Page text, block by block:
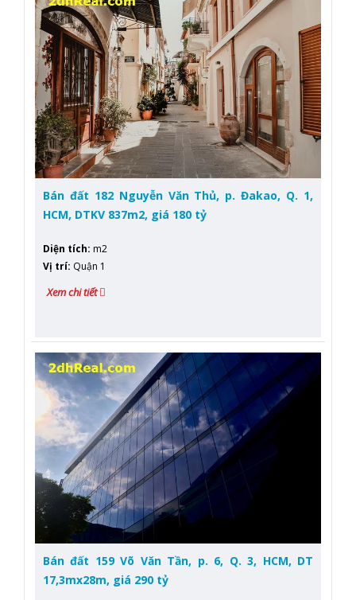
Bán đất 182 Nguyễn Văn Thủ, p. Đakao, Q. 1,
HCM, DTKV 837m2, giá 180 tỷ
Diện tích: m2
Vị trí: Quận 1
Xem chi tiết
Bán đất 159 Võ Văn Tần, p. 6, Q. 3, HCM, DT
17,3mx28m, giá 290 tỷ